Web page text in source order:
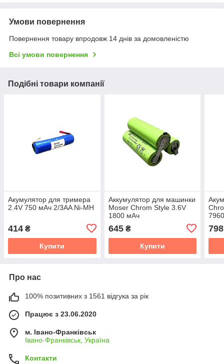
Умови повернення
Повернення товару впродовж 14 днів за домовленістю
Всі умови повернення
Подібні товари компанії
Акумулятор для тримера
2.4V 750 мАч 2/3AA Ni-MH
414 ₴
Купити
Аккумулятор для машинки
Moser Chrom Style 3.6V
1800 мАч
645₴
Купити
798
Про нас
100% позитивних з 1561 відгука за рік
Працює з 23.06.2020
м. Івано-Франківськ
Івано-Франківськ, Україна
Контакти